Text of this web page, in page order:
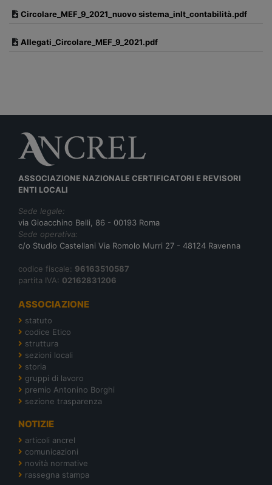
Circolare_MEF_9_2021_nuovo sistema_inIt_contabilità.pdf
Allegati_Circolare_MEF_9_2021.pdf
ASSOCIAZIONE NAZIONALE CERTIFICATORI E REVISORI
ENTI LOCALI
Sede legale:
via Gioacchino Belli, 86 - 00193 Roma
Sede operativa:
c/o Studio Castellani Via Romolo Murri 27 - 48124 Ravenna
codice fiscale: 96163510587
partita IVA: 02162831206
ASSOCIAZIONE
statuto
codice Etico
struttura
sezioni locali
storia
gruppi di lavoro
premio Antonino Borghi
sezione trasparenza
NOTIZIE
articoli ancrel
comunicazioni
novità normative
rassegna stampa